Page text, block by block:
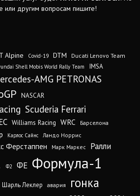
или другим вопросам пишите!
Alpine Covid-19 DTM Ducati Lenovo Team
Shell Mobis World Rally Team IMSA
AMG PETRONAS
NASCAR
Scuderia Ferrari
Williams Racing WRC
Барселона
Карлос Сайнс Ландо Норрис
Ферстаппен Марк Маркес Ралли
Ф2 ФЕ Формула-1
Шарль Леклер авария гонка